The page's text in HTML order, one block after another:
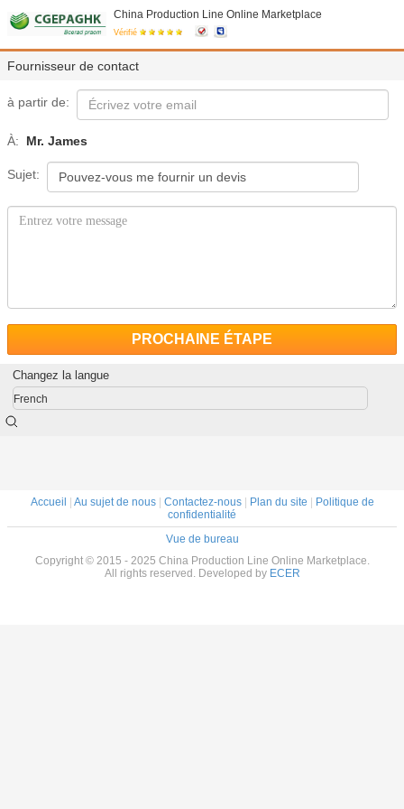
China Production Line Online Marketplace
Vérifié
Fournisseur de contact
à partir de:
À: Mr. James
Sujet:
PROCHAINE ÉTAPE
Changez la langue
French
Accueil Au sujet de nous| Contactez-nous| Plan du site
Politique de
confidentialité
Vue de bureau
Copyright © 2015 - 2025 China Production Line Online Marketplace.
All rights reserved. Developed by ECER